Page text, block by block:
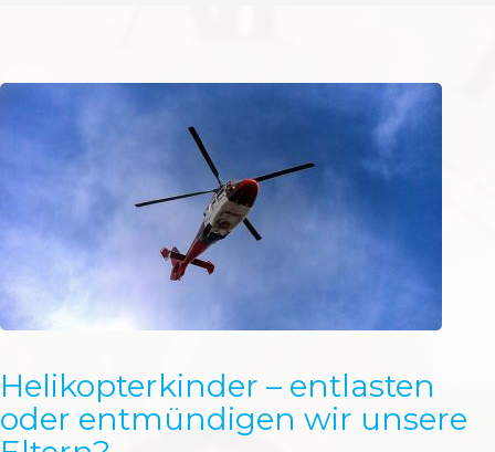
Helikopterkinder – entlasten
oder entmündigen wir unsere